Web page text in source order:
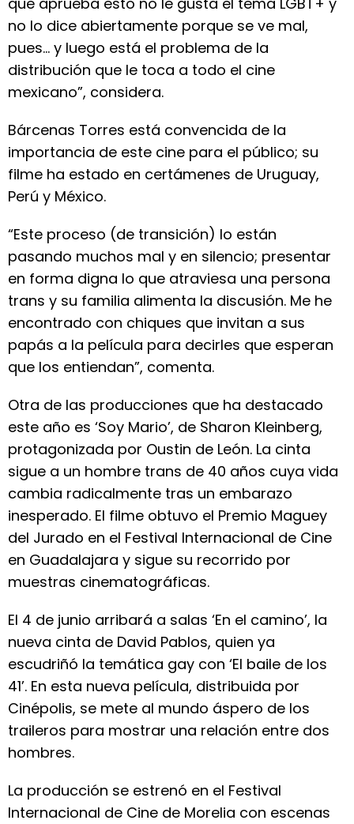
no lo dice abiertamente porque se ve mal,
pues... y luego está el problema de la
distribución que le toca a todo el cine
mexicano”, considera.
Bárcenas Torres está convencida de la
importancia de este cine para el público; su
filme ha estado en certámenes de Uruguay,
Perú y México.
“Este proceso (de transición) lo están
pasando muchos mal y en silencio; presentar
en forma digna lo que atraviesa una persona
trans y su familia alimenta la discusión. Me he
encontrado con chiques que invitan a sus
papás a la película para decirles que esperan
que los entiendan”, comenta.
Otra de las producciones que ha destacado
este año es ‘Soy Mario’, de Sharon Kleinberg,
protagonizada por Oustin de León. La cinta
sigue a un hombre trans de 40 años cuya vida
cambia radicalmente tras un embarazo
inesperado. El filme obtuvo el Premio Maguey
del Jurado en el Festival Internacional de Cine
en Guadalajara y sigue su recorrido por
muestras cinematográficas.
El 4 de junio arribará a salas ‘En el camino’, la
nueva cinta de David Pablos, quien ya
escudriñó la temática gay con ‘El baile de los
41’. En esta nueva película, distribuida por
Cinépolis, se mete al mundo áspero de los
traileros para mostrar una relación entre dos
hombres.
La producción se estrenó en el Festival
Internacional de Cine de Morelia con escenas